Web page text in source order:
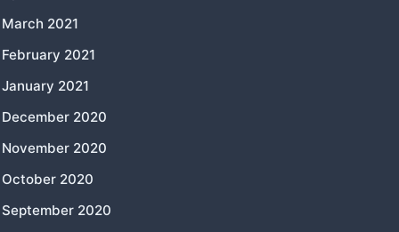
March 2021
February 2021
January 2021
December 2020
November 2020
October 2020
September 2020